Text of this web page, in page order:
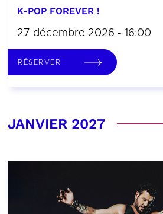
K-POP FOREVER !
27 décembre 2026 - 16:00
RÉSERVER
JANVIER 2027